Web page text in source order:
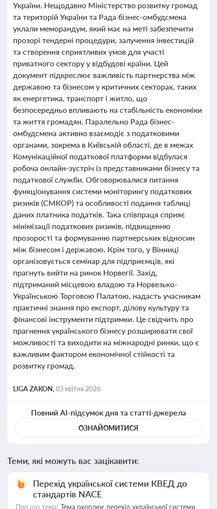
України. Нещодавно Міністерство розвитку громад
та територій України та Рада бізнес-омбудсмена
уклали меморандум, який має на меті забезпечити
прозорі тендерні процедури, залучення інвестицій
та створення сприятливих умов для участі
приватного сектору у відбудові країни. Цей
документ підкреслює важливість партнерства між
державою та бізнесом у критичних секторах, таких
як енергетика, транспорт і житло, що
безпосередньо впливають на стабільність економіки
та життя громадян. Паралельно Рада бізнес-
омбудсмена активно взаємодіє з податковими
органами, зокрема в Київській області, де в межах
Комунікаційної податкової платформи відбулася
робоча онлайн-зустріч із представниками бізнесу та
податкової служби. Обговорювалися питання
функціонування системи моніторингу податкових
ризиків (СМКОР) та особливості подання таблиці
даних платника податків. Така співпраця сприяє
мінімізації податкових ризиків, підвищенню
прозорості та формуванню партнерських відносин
між бізнесом і державою. Крім того, у Вінниці
організовується семінар для підприємців, які
прагнуть вийти на ринок Норвегії. Захід,
підтриманий місцевою владою та Норвезько-
Українською Торговою Палатою, надасть учасникам
практичні знання про експорт, ділову культуру та
фінансові інструменти підтримки. Це свідчить про
прагнення українського бізнесу розширювати свої
можливості та виходити на міжнародні ринки, що є
важливим фактором економічної стійкості та
розвитку громад.
LIGA ZAKON,03 квітня 2026
Повний AI-підсумок дня та статті-джерела
ОЗНАЙОМИТИСЯ
Теми, які можуть вас зацікавити:
Перехід української системи КВЕД до
стандартів NACE
Про що тема: Тема охоплює перехід української системи